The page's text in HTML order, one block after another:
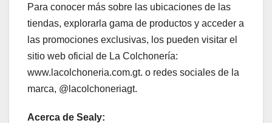
Para conocer más sobre las ubicaciones de las
tiendas, explorarla gama de productos y acceder a
las promociones exclusivas, los pueden visitar el
sitio web oficial de La Colchonería:
www.lacolchoneria.com.gt. o redes sociales de la
marca, @lacolchoneriagt.
Acerca de Sealy: